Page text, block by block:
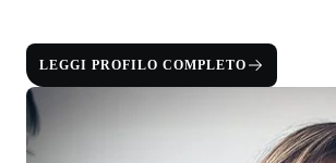
LEGGI PROFILO COMPLETO